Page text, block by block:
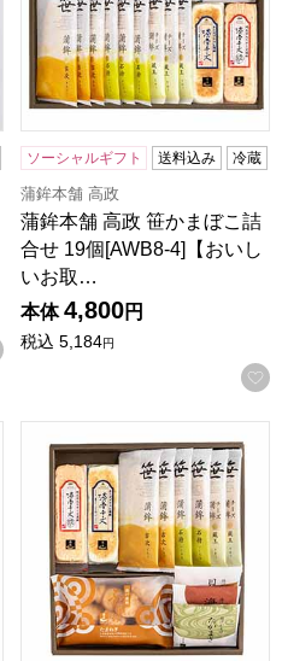
お気に入りに登録する
ソーシャルギフト 送料込み 冷蔵
蒲鉾本舗 高政
蒲鉾本舗 高政 笹かまぼこ詰
合せ 19個[AWB8-4]【おいし
いお取…
本体 4,800円
税込 5,184円